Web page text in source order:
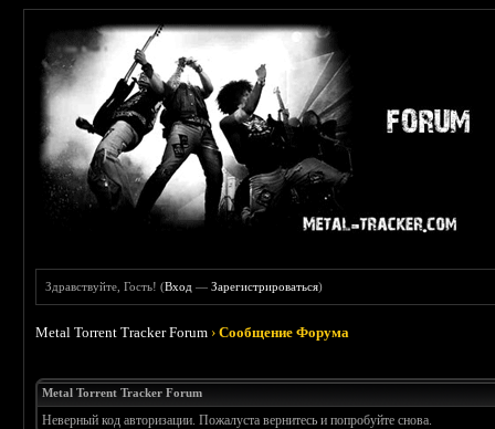
Здравствуйте, Гость! (Вход —Зарегистрироваться)
Metal Torrent Tracker Forum ›Сообщение Форума
Metal Torrent Tracker Forum
Неверный код авторизации. Пожалуста вернитесь и попробуйте снова.